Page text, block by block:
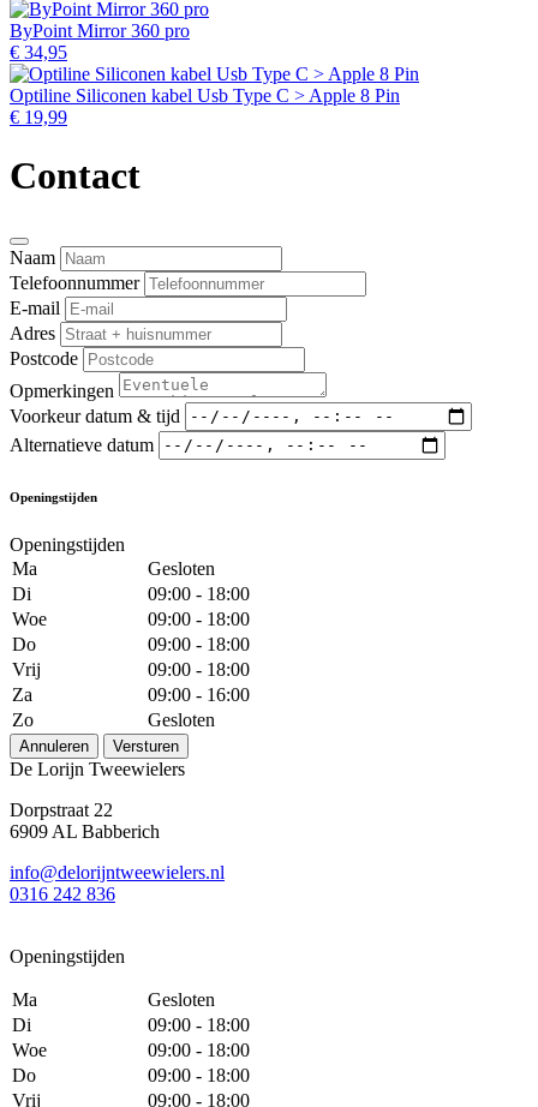
ByPoint Mirror 360 pro
€ 34,95
Optiline Siliconen kabel Usb Type C > Apple 8 Pin
€ 19,99
Contact
Naam
Telefoonnummer
E-mail
Adres
Postcode
Opmerkingen
Voorkeur datum & tijd
Alternatieve datum
Openingstijden
Openingstijden
Ma
Gesloten
Di
09:00 - 18:00
Woe
09:00 - 18:00
Do
09:00 - 18:00
Vrij
09:00 - 18:00
Za
09:00 - 16:00
Zo
Gesloten
Annuleren Versturen
De Lorijn Tweewielers
Dorpstraat 22
6909 AL Babberich
info@delorijntweewielers.nl
0316 242 836
Openingstijden
Ma
Gesloten
Di
09:00 - 18:00
Woe
09:00 - 18:00
Do
09:00 - 18:00
Vrij
09:00 - 18:00